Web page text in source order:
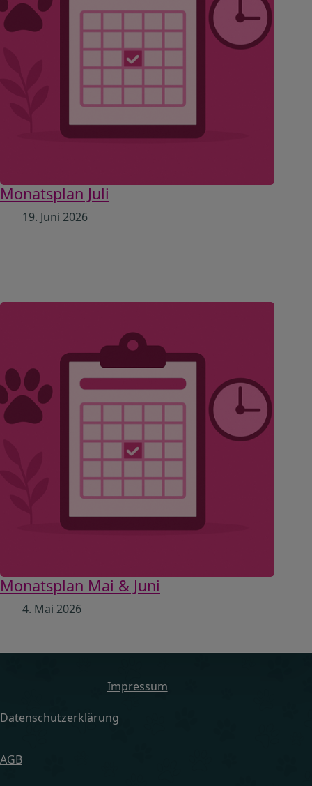
Monatsplan Juli
19. Juni 2026
Monatsplan Mai & Juni
4. Mai 2026
Impressum
Datenschutzerklärung
AGB